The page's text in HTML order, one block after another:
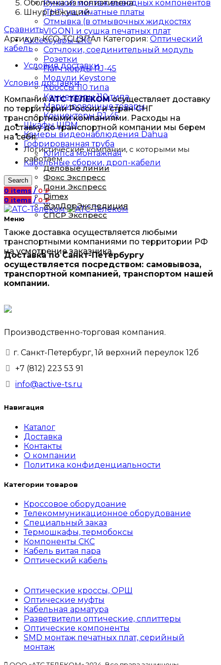
Ручной монтаж выводных компонентов
(ТНТ) на печатные платы
Отмывка (в отмывочных жидкостях
VIGON) и сушка печатных плат
Аксессуары СКС
Сотчлоки, соединительный модуль
Розетки
Патч корды RJ-45
Модули Keystone
Кроссы 110 типа
Коннекторы 110 типа
Маркировочные товары
Коннекторы RJ-45
Шкафы ШРМ
Камеры видеонаблюдения Dahua
Гофрированная труба
Клипса монтажная
Кабельные сборки, дроп-кабели
Search
0 items / 0₽
0 items / 0₽
Меню
Оболочка из полиэтилена.
Шнур режущий.
Сравнить
Артикул:КСО-ТСЦЗПАл Категория: Оптический
кабель
Условия доставки
Условия доставки
КомпанияАТС ТЕЛЕКОМосуществляет доставку
по территории России и стран СНГ
транспортными компаниями. Расходы на
доставку до транспортной компании мы берем
на себя.
Логистические компании, с которыми мы
работаем
Деловые линии
Фокс Экспресс
Пони Экспресс
Dimex
ЖэлДорЭкспедиция
СПСР Экспресс
Также доставка осуществляется любыми
транспортными компаниями по территории РФ
на усмотрение заказчика.
Доставка по Санкт-Петербургу
осуществляется посредством: самовывоза,
транспортной компанией, транспортом нашей
компании.
Производственно-торговая компания.
г. Санкт-Петербург, 1й верхний переулок 12б
+7 (812) 223 53 91
info@active-ts.ru
Навигация
Каталог
Доставка
Контакты
О компании
Политика конфиденциальности
Категории товаров
Кроссовое оборудоание
Телекоммуникационное оборудование
Специальный заказ
Термошкафы, термобоксы
Компоненты СКС
Кабель витая пара
Оптический кабель
Оптические кроссы, ОРШ
Оптические муфты
Кабельная арматура
Разветвители оптические, сплиттеры
Оптические компоненты
SMD монтаж печатных плат, серийный
монтаж